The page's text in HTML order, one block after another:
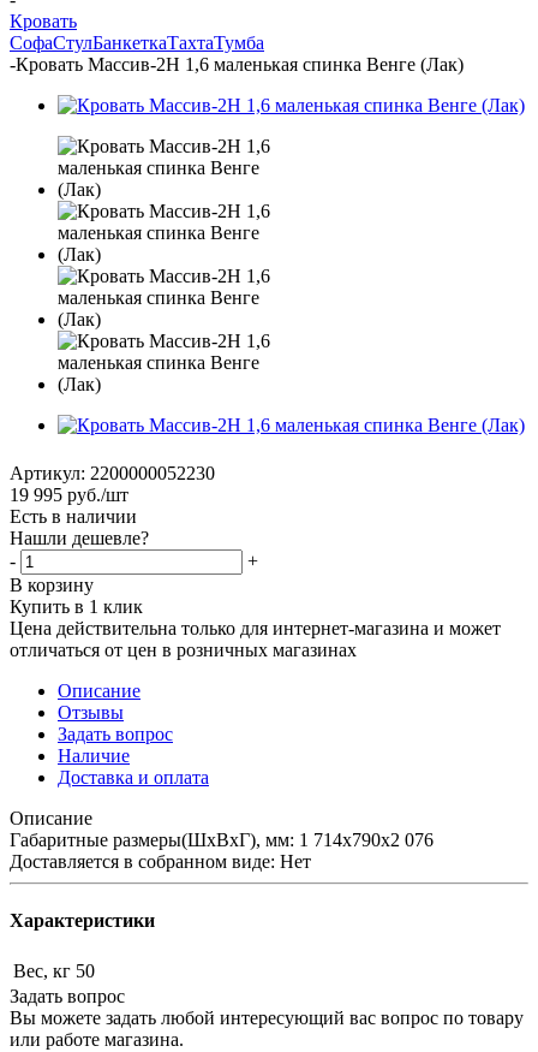
Кровать
СофаСтулБанкеткаТахтаТумба
-Кровать Массив-2Н 1,6 маленькая спинка Венге (Лак)
Артикул: 2200000052230
19 995 руб./шт
Есть в наличии
Нашли дешевле?
-
+
В корзину
Купить в 1 клик
Цена действительна только для интернет-магазина и может
отличаться от цен в розничных магазинах
Описание
Отзывы
Задать вопрос
Наличие
Доставка и оплата
Описание
Габаритные размеры(ШхВхГ), мм: 1 714х790х2 076
Доставляется в собранном виде: Нет
Характеристики
Вес, кг 50
Задать вопрос
Вы можете задать любой интересующий вас вопрос по товару
или работе магазина.